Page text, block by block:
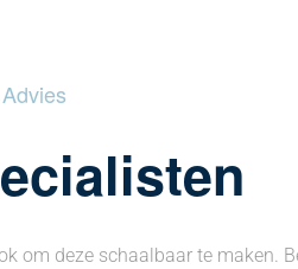
om deze schaalbaar te maken.